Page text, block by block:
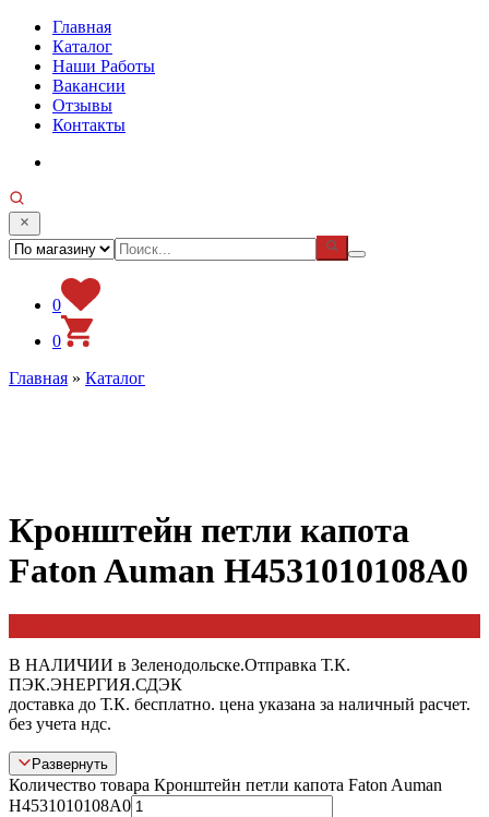
Главная
Каталог
Наши Работы
Вакансии
Отзывы
Контакты
0
0
Главная » Каталог
Кронштейн петли капота
Faton Auman H4531010108A0
В НАЛИЧИИ в Зеленодольске.Отправка Т.К.
ПЭК.ЭНЕРГИЯ.СДЭК
доставка до Т.К. бесплатно. цена указана за наличный расчет.
без учета ндс.
Развернуть
Количество товара Кронштейн петли капота Faton Auman
H4531010108A0